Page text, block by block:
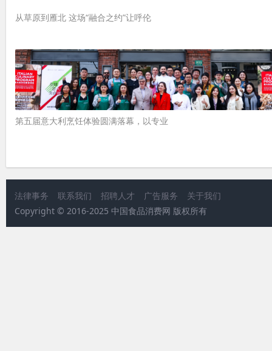
从草原到雁北 这场“融合之约”让呼伦
第五届意大利烹饪体验圆满落幕，以专业
法律事务 联系我们 招聘人才 广告服务
关于我们
Copyright © 2016-2025 中国食品消费网 版权所有